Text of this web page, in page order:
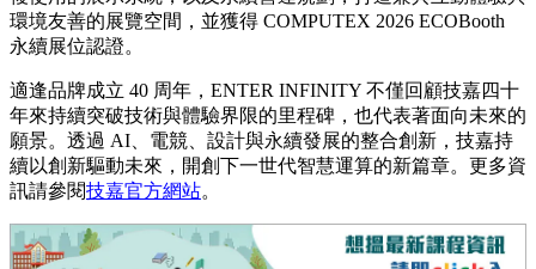
環境友善的展覽空間，並獲得 COMPUTEX 2026 ECOBooth
永續展位認證。
適逢品牌成立 40 周年，ENTER INFINITY 不僅回顧技嘉四十
年來持續突破技術與體驗界限的里程碑，也代表著面向未來的
願景。透過 AI、電競、設計與永續發展的整合創新，技嘉持
續以創新驅動未來，開創下一世代智慧運算的新篇章。更多資
訊請參閱技嘉官方網站。